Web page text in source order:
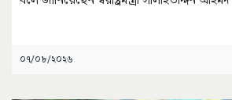
০৭/০৮/২০২৬